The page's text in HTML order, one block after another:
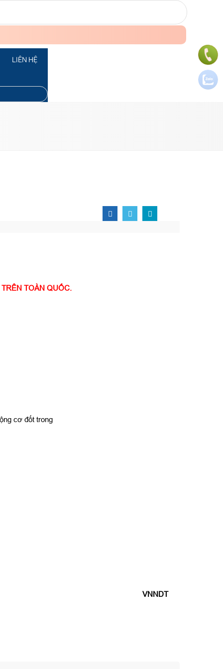
LIÊN HỆ
TOÀN QUỐC.
cơ đốt trong
VNNDT